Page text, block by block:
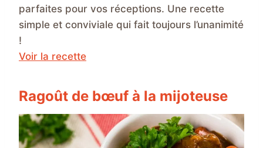
parfaites pour vos réceptions. Une recette
simple et conviviale qui fait toujours l’unanimité
!
Voir la recette
Ragoût de bœuf à la mijoteuse